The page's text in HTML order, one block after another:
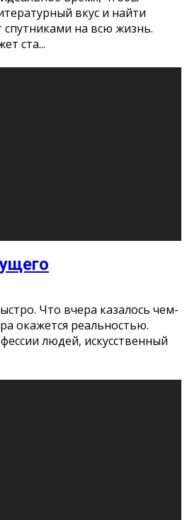
вкус и найти
спутниками на всю жизнь.
ста...
стрессом
организма, когда
на твой организм
советы, как бороться со